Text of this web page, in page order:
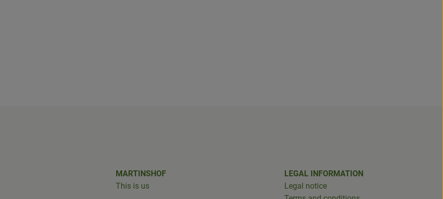
MARTINSHOF
This is us
LEGAL INFORMATION
Legal notice